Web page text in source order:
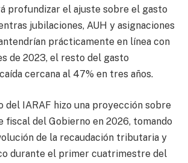
profundizar el ajuste sobre el gasto
jubilaciones, AUH y asignaciones
prácticamente en línea con
de 2023, el resto del gasto
cercana al 47% en tres años.
del IARAF hizo una proyección sobre
fiscal del Gobierno en 2026, tomando
de la recaudación tributaria y
durante el primer cuatrimestre del